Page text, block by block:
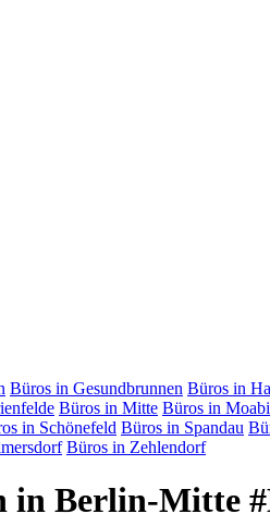
Büros in Gesundbrunnen Büros in
Büros in Mitte Büros in
in Schönefeld Büros in Spandau
Büros in Zehlendorf
in Berlin-Mitte